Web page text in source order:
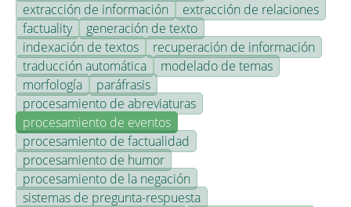
extracción de información
extracción de relaciones
factuality
generación de texto
indexación de textos
recuperación de información
traducción automática
modelado de temas
morfología
paráfrasis
procesamiento de abreviaturas
procesamiento de eventos
procesamiento de factualidad
procesamiento de humor
procesamiento de la negación
sistemas de pregunta-respuesta